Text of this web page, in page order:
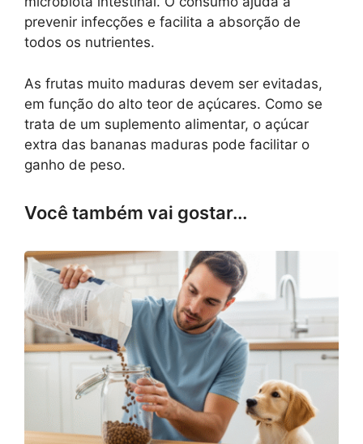
prevenir infecções e facilita a absorção de
todos os nutrientes.
As frutas muito maduras devem ser evitadas,
em função do alto teor de açúcares. Como se
trata de um suplemento alimentar, o açúcar
extra das bananas maduras pode facilitar o
ganho de peso.
Você também vai gostar...